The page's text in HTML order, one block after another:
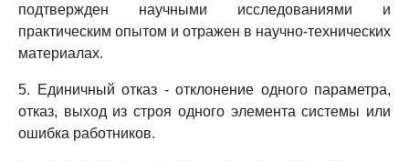
подтвержден научными исследованиями и
практическим опытом и отражен в научно-технических
материалах.
5. Единичный отказ - отклонение одного параметра,
отказ, выход из строя одного элемента системы или
ошибка работников.